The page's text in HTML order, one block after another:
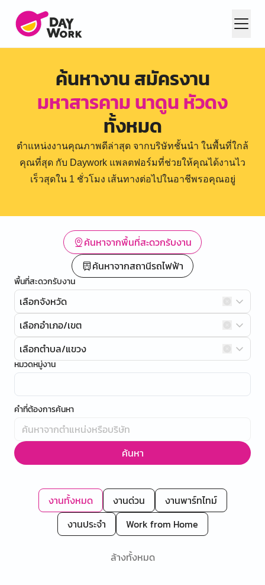
ค้นหางาน สมัครงาน
มหาสารคาม นาดูน หัวดง
ทั้งหมด
ตำแหน่งงานคุณภาพดีล่าสุด จากบริษัทชั้นนำ ในพื้นที่ใกล้
คุณที่สุด กับ Daywork แพลตฟอร์มที่ช่วยให้คุณได้งานไว
เร็วสุดใน 1 ชั่วโมง เส้นทางต่อไปในอาชีพรอคุณอยู่
ค้นหาจากพื้นที่สะดวกรับงาน
ค้นหาจากสถานีรถไฟฟ้า
พื้นที่สะดวกรับงาน
เลือกจังหวัด
เลือกอำเภอ/เขต
เลือกตำบล/แขวง
หมวดหมู่งาน
คำที่ต้องการค้นหา
ค้นหา
งานทั้งหมด งานด่วน
งานพาร์ทไทม์
งานประจำ
Work from Home
ล้างทั้งหมด